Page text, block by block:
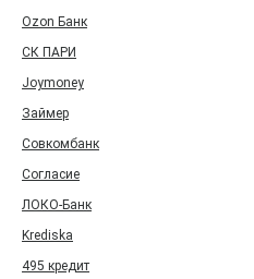
Ozon Банк
СК ПАРИ
Joymoney
Займер
Совкомбанк
Согласие
ЛОКО-Банк
Krediska
495 кредит